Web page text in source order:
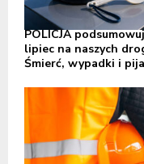
POLICJA
lipiec na naszych
Śmierć, wypadki i